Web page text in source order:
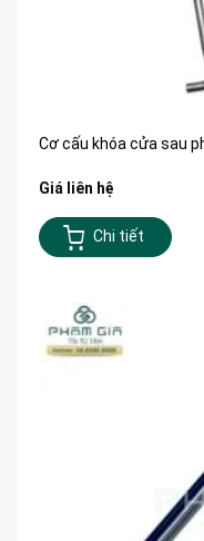
Cơ cấu khóa cửa sau
Giá liên hệ
Chi tiết